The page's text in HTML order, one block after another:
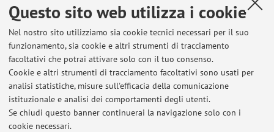
Questo sito web utilizza i cookie
Nel nostro sito utilizziamo sia cookie tecnici necessari per il suo
funzionamento, sia cookie e altri strumenti di tracciamento
facoltativi che potrai attivare solo con il tuo consenso.
Cookie e altri strumenti di tracciamento facoltativi sono usati per
analisi statistiche, misure sull'efficacia della comunicazione
istituzionale e analisi dei comportamenti degli utenti.
Se chiudi questo banner continuerai la navigazione solo con i
cookie necessari.
85257 - LABORATORIO DI METODI
QUANTITATIVI PER L'IMPRESA
90584 - SOCIAL MEDIA MARKETING E BIG
DATA ANALYTICS (C.I.)
B5138 - SPATIAL DATA ANALYTICS